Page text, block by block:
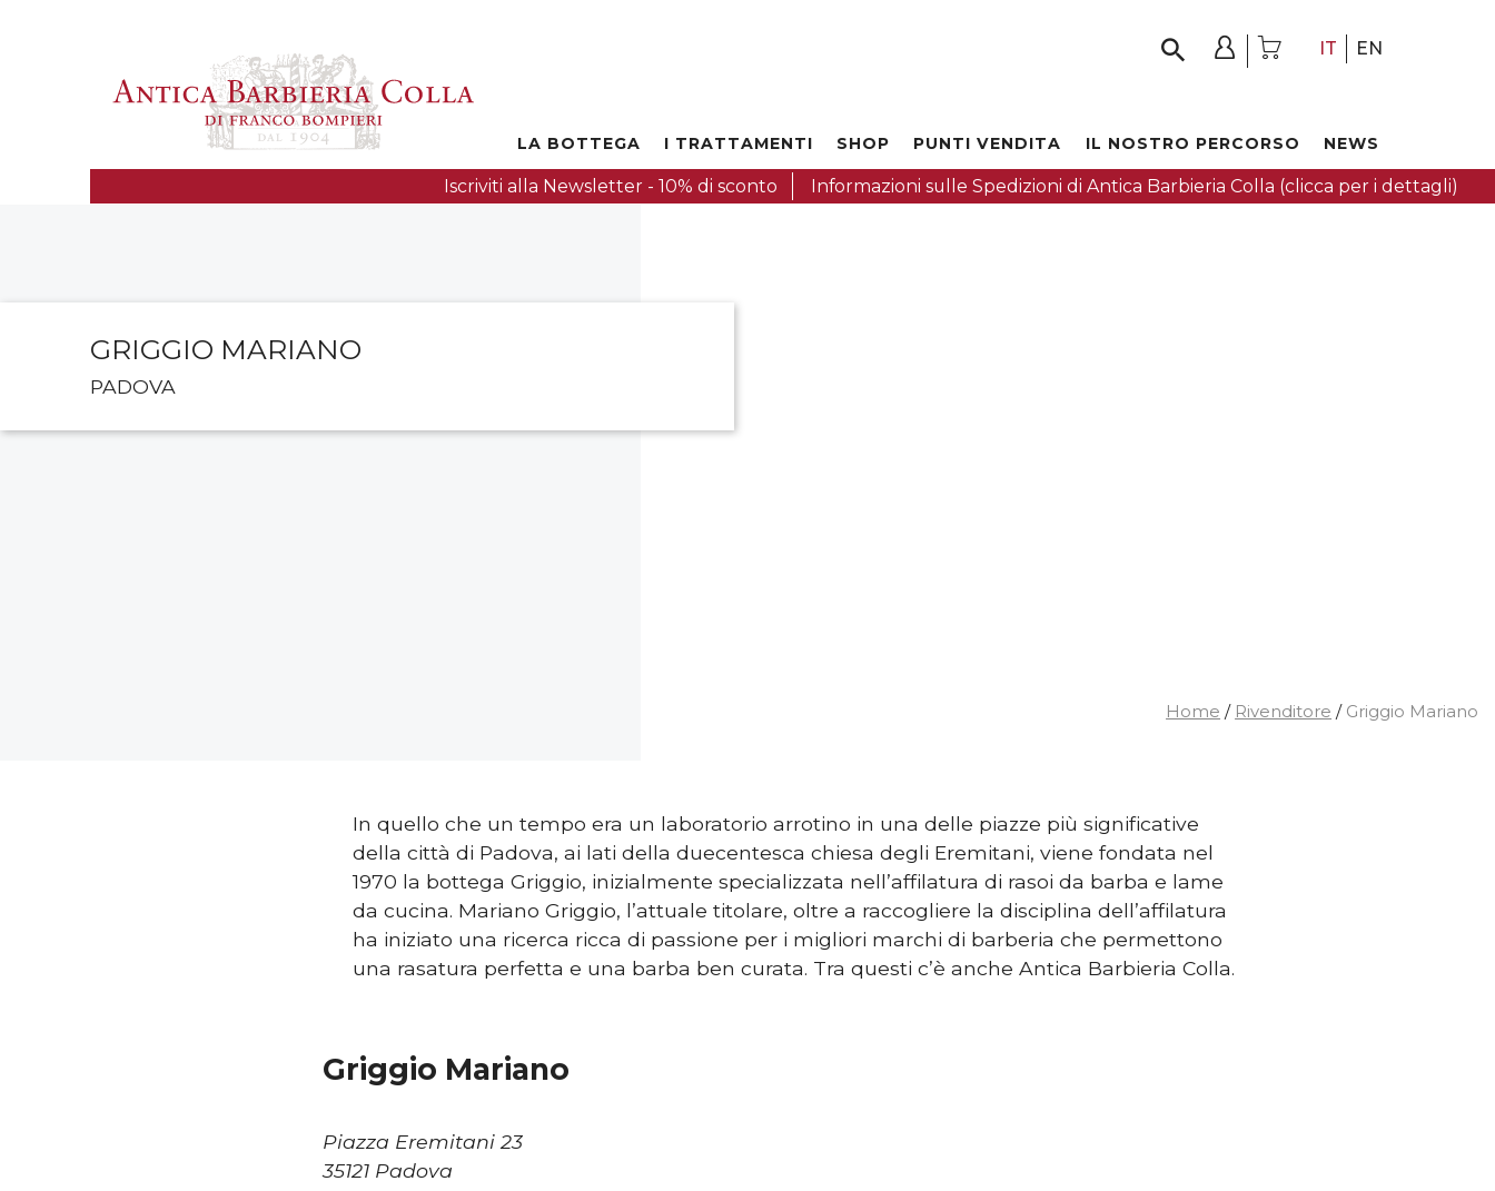
IT EN
LA BOTTEGA I TRATTAMENTI SHOP PUNTI VENDITA IL NOSTRO PERCORSO NEWS
Iscriviti alla Newsletter - 10% di sconto Informazioni sulle Spedizioni di Antica Barbieria Colla (clicca per i dettagli)
GRIGGIO MARIANO
PADOVA
Home / Rivenditore / Griggio Mariano
In quello che un tempo era un laboratorio arrotino in una delle piazze più significative
della città di Padova, ai lati della duecentesca chiesa degli Eremitani, viene fondata nel
1970 la bottega Griggio, inizialmente specializzata nell’affilatura di rasoi da barba e lame
da cucina. Mariano Griggio, l’attuale titolare, oltre a raccogliere la disciplina dell’affilatura
ha iniziato una ricerca ricca di passione per i migliori marchi di barberia che permettono
una rasatura perfetta e una barba ben curata. Tra questi c’è anche Antica Barbieria Colla.
Griggio Mariano
Piazza Eremitani 23
35121 Padova